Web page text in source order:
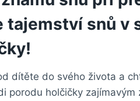
tajemství snů v
dítěte do svého života a
porodu⁣ holčičky